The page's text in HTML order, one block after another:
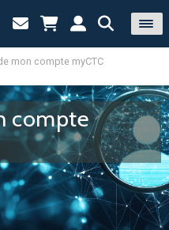
mon compte myCTC
compte